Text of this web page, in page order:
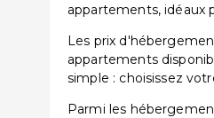
appartements, idéaux
Les prix
appartements
simple : choisissez
Parmi les